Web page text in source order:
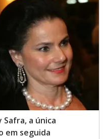
a única
em seguida